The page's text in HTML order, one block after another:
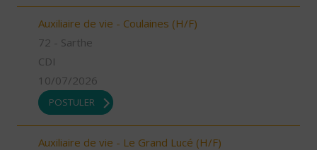
Auxiliaire de vie - Coulaines (H/F)
72 - Sarthe
CDI
10/07/2026
POSTULER
Auxiliaire de vie - Le Grand Lucé (H/F)